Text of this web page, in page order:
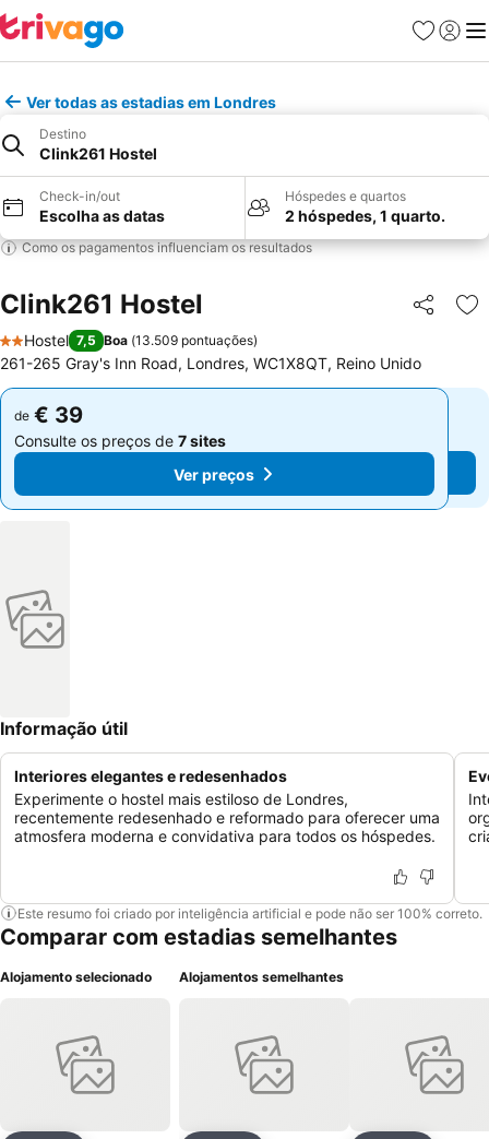
Favoritos
Iniciar
Ver todas as estadias em Londres
Destino
Clink261 Hostel
Check-in/out
Escolha as datas
Hóspedes e quartos
2 hóspedes, 1 quarto.
Como os pagamentos influenciam os resultados
Clink261 Hostel Partilhar
2 Estrelas
Hostel 7,5 Boa (13.509 pontuações)
261-265 Gray's Inn Road, Londres, WC1X8QT, Reino Unido
de € 39
Consulte os preços de 7 sites
Ver preços
de € 39
Consulte os preços de 7 sites
Ver preços
Informação útil
Interiores elegantes e redesenhados
Experimente o hostel mais estiloso de Londres,
recentemente redesenhado e reformado para oferecer uma
atmosfera moderna e convidativa para todos os hóspedes.
Este resumo foi criado por inteligência artificial e pode não ser 100% correto.
Comparar com estadias semelhantes
Alojamento selecionado Alojamentos semelhantes